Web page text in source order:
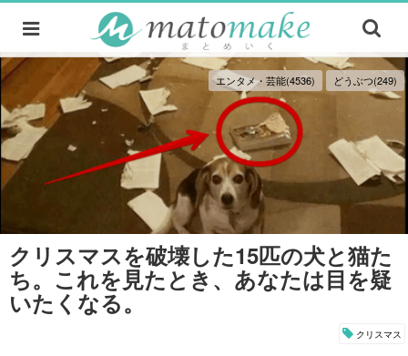
エンタメ・芸能(4536) どうぶつ(249)
クリスマスを破壊した15匹の犬と猫た
ち。これを見たとき、あなたは目を疑
いたくなる。
クリスマス